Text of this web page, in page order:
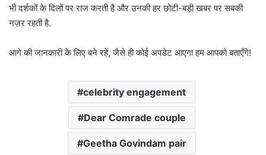
भी दर्शकों के दिलों पर राज करती है और उनकी हर छोटी-बड़ी खबर पर सबकी
नज़र रहती है.
आगे की जानकारी के लिए बने रहें, जैसे ही कोई अपडेट आएगा हम आपको बताएँगे!
celebrity engagement
Dear Comrade couple
Geetha Govindam pair